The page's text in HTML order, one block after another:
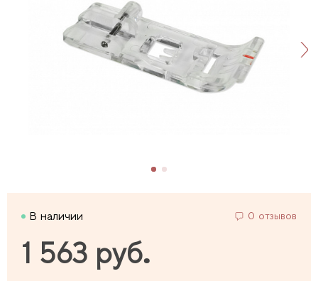
В наличии 0 отзывов
1 563 руб.